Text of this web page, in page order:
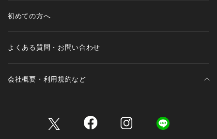
初めての方へ
よくある質問・お問い合わせ
会社概要・利用規約など